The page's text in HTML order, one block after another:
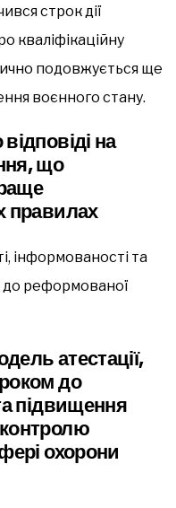
строк дії
кваліфікаційну
подовжується ще
воєнного стану.
на
що
правилах
інформованості та
до реформованої
атестації,
до
підвищення
охорони